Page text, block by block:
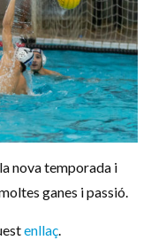
nova temporada i
ganes i passió.
enllaç